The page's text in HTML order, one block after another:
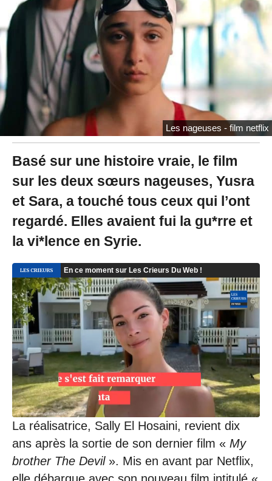
2
/
2
5
1
9
Les nageuses - film netflix
Basé sur une histoire vraie, le film
sur les deux sœurs nageuses, Yusra
et Sara, a touché tous ceux qui l’ont
regardé. Elles avaient fui la gu*rre et
la vi*lence en Syrie.
La réalisatrice, Sally El Hosaini, revient dix
ans après la sortie de son dernier film « My
brother The Devil». Mis en avant par Netflix,
elle débarque avec son nouveau film intitulé «